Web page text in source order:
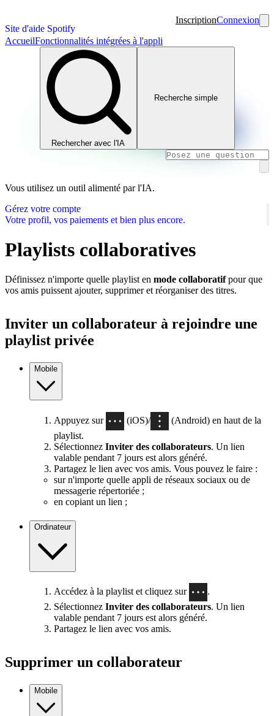
Site d'aide Spotify
InscriptionConnexion
AccueilFonctionnalités intégrées à l'appli
Rechercher avec l'IA
Recherche simple
Vous utilisez un outil alimenté par l'IA.
Gérez votre compte
Votre profil, vos paiements et bien plus encore.
Playlists collaboratives
Définissez n'importe quelle playlist en mode collaboratifpour que
vos amis puissent ajouter, supprimer et réorganiser des titres.
Inviter un collaborateur à rejoindre une
playlist privée
Mobile
Appuyez sur (iOS)/
(Android) en haut de la
playlist.
Sélectionnez Inviter des collaborateurs. Un lien
valable pendant 7 jours est alors généré.
Partagez le lien avec vos amis. Vous pouvez le faire :
sur n'importe quelle appli de réseaux sociaux ou de
messagerie répertoriée ;
en copiant un lien ;
Ordinateur
Accédez à la playlist et cliquez sur
.
Sélectionnez Inviter des collaborateurs. Un lien
valable pendant 7 jours est alors généré.
Partagez le lien avec vos amis.
Supprimer un collaborateur
Mobile